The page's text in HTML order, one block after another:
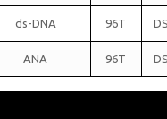
ds-DNA 96T
ANA 96T